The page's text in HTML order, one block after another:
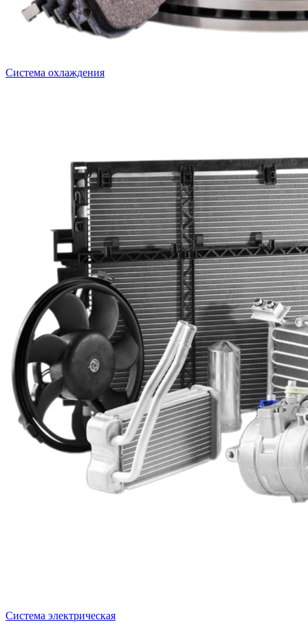
Система охлаждения
Система электрическая